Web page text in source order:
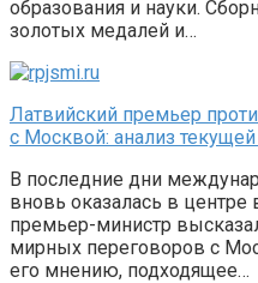
образования и науки.
золотых медалей и…
Латвийский премьер
с Москвой: анализ текущей
В последние дни
вновь оказалась в центре
премьер-министр
мирных переговоров с
его мнению, подходящее…